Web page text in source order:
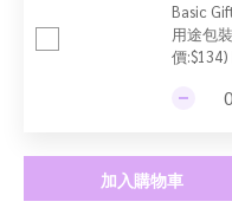
Basic
用途包
價
加入購物車